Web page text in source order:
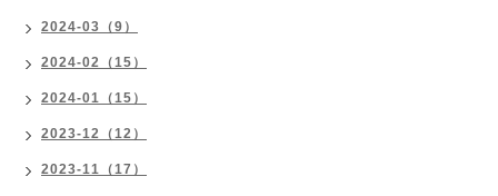
2024-03（9）
2024-02（15）
2024-01（15）
2023-12（12）
2023-11（17）